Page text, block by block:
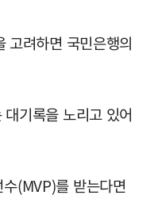
고려하면 국민은행의
기록을 노리고 있어
(MVP)를 받는다면